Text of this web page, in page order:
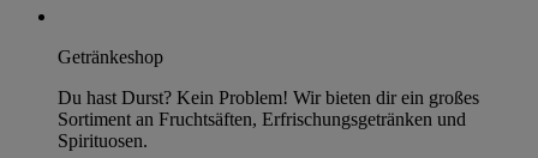
Getränkeshop
Du hast Durst? Kein Problem! Wir bieten dir ein großes
Sortiment an Fruchtsäften, Erfrischungsgetränken und
Spirituosen.